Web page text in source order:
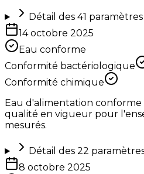
Détail des 41
14 octobre 2025
Eau conforme
Conformité bactériologique
Conformité chimique
Eau d'alimentation conforme
qualité en vigueur pour
mesurés.
Détail des 22
8 octobre 2025